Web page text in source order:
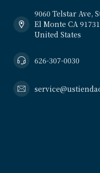
9060 Telstar Ave,
El Monte CA 91731
United States
626-307-0030